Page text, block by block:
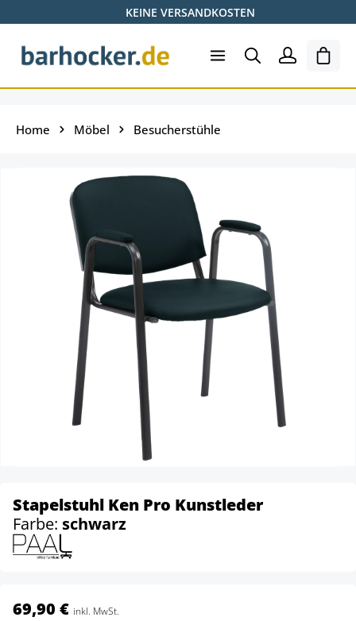
Zum Hauptinhalt springenKEINE VERSANDKOSTEN
Home Möbel Besucherstühle
Stapelstuhl Ken Pro Kunstleder
Farbe: schwarz
69,90 € inkl. MwSt.